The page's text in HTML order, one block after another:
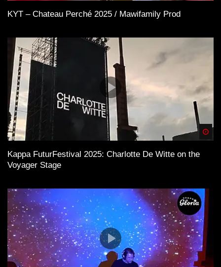
KYT – Chateau Perché 2025 / Mawifamily Prod
Kappa FuturFestival 2025: Charlotte De Witte on the
Voyager Stage